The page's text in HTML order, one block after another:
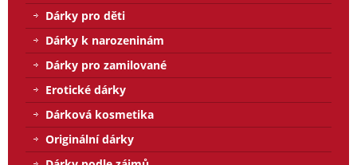
Dárky pro děti
Dárky k narozeninám
Dárky pro zamilované
Erotické dárky
Dárková kosmetika
Originální dárky